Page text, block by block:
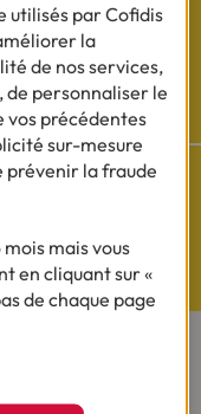
utilisés par Cofidis
la
de nos services,
de personnaliser le
vos précédentes
sur-mesure
prévenir la fraude
mais vous
en cliquant sur «
de chaque page